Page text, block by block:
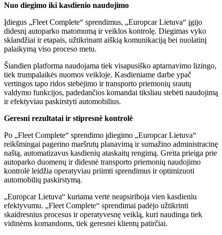
Nuo diegimo iki kasdienio naudojimo
Įdiegus „Fleet Complete“ sprendimus, „Europcar Lietuva“ įgijo
didesnį autoparko matomumą ir veiklos kontrolę. Diegimas vyko
sklandžiai ir etapais, užtikrinant aiškią komunikaciją bei nuolatinį
palaikymą viso proceso metu.
Šiandien platforma naudojama tiek visapusiško aptarnavimo lizingo,
tiek trumpalaikės nuomos veikloje. Kasdieniame darbe ypač
vertingos tapo ridos stebėjimo ir transporto priemonių srautų
valdymo funkcijos, padedančios komandai tiksliau stebėti naudojimą
ir efektyviau paskirstyti automobilius.
Geresni rezultatai ir stipresnė kontrolė
Po „Fleet Complete“ sprendimo įdiegimo „Europcar Lietuva“
reikšmingai pagerino maršrutų planavimą ir sumažino administracinę
naštą, automatizavus kasdienių ataskaitų rengimą. Greita prieiga prie
autoparko duomenų ir didesnė transporto priemonių naudojimo
kontrolė leidžia operatyviau priimti sprendimus ir optimizuoti
automobilių paskirstymą.
„Europcar Lietuva“ kuriama vertė neapsiriboja vien kasdieniu
efektyvumu. „Fleet Complete“ sprendimai padėjo užtikrinti
skaidresnius procesus ir operatyvesnę veiklą, kuri naudinga tiek
vidinėms komandoms, tiek geresnei klientų patirčiai.